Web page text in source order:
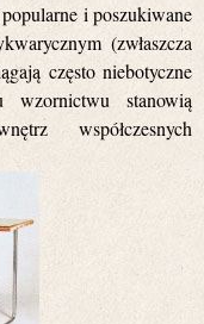
i poszukiwane
(zwłaszcza
często niebotyczne
wzornictwu stanowią
współczesnych